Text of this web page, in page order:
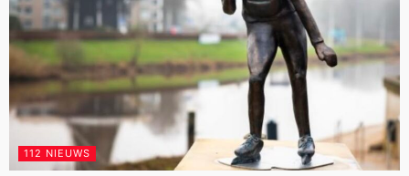
112 NIEUWS